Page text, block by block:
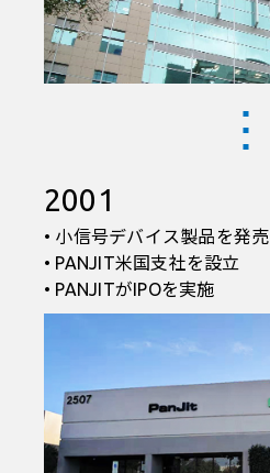
2001
• 小信号デバイス製品を発売
• PANJIT米国支社を設立
• PANJITがIPOを実施